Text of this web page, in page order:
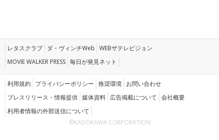
レタスクラブ ダ・ヴィンチWeb WEBザテレビジョン
MOVIE WALKER PRESS 毎日が発見ネット
利用規約 プライバシーポリシー 推奨環境 お問い合わせ
プレスリリース・情報提供 媒体資料 広告掲載について 会社概要
利用者情報の外部送信について
©KADOKAWA CORPORATION